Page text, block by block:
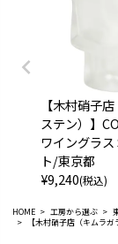
HOME 工房から選ぶ
【木村硝子店（キムラ
【木村硝子
ステン）】
ワイングラ
ト/東京都
¥9,240(税込)